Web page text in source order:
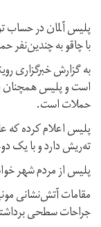
پلیس آلمان در حساب
با چاقو به چندین‌نفر
است و پلیس همچنان
حملات است.
پلیس اعلام کرده که
ته‌ریش دارد و با یک
پلیس از مردم شهر
جراحات سطحی